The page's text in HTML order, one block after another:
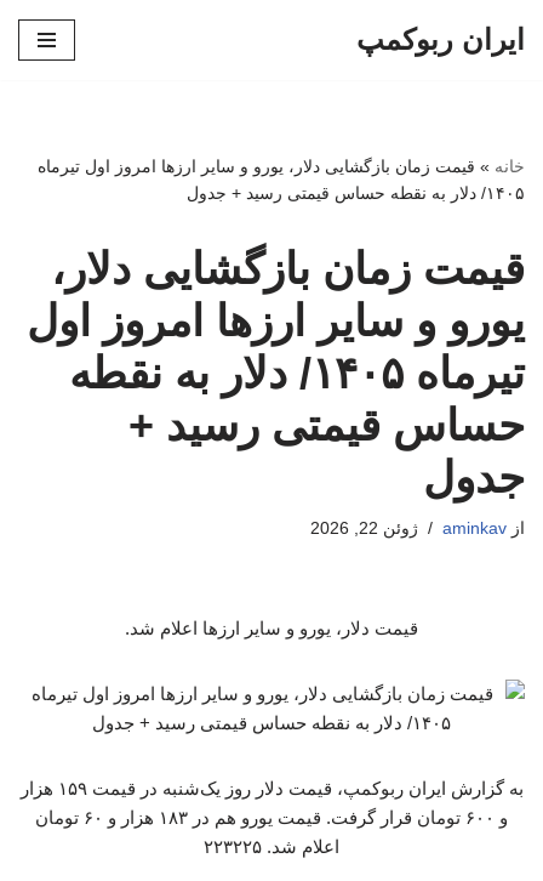
ایران ربوکمپ
خانه » قیمت زمان بازگشایی دلار، یورو و سایر ارزها امروز اول تیرماه
۱۴۰۵/ دلار به نقطه حساس قیمتی رسید + جدول
قیمت زمان بازگشایی دلار،
یورو و سایر ارزها امروز اول
تیرماه ۱۴۰۵/ دلار به نقطه
حساس قیمتی رسید +
جدول
از aminkav ژوئن 22, 2026
قیمت دلار، یورو و سایر ارزها اعلام شد.
به گزارش ایران ربوکمپ، قیمت دلار روز یک‌شنبه در قیمت ۱۵۹ هزار
و ۶۰۰ تومان قرار گرفت. قیمت یورو هم در ۱۸۳ هزار و ۶۰ تومان
اعلام شد. ۲۲۳۲۲۵